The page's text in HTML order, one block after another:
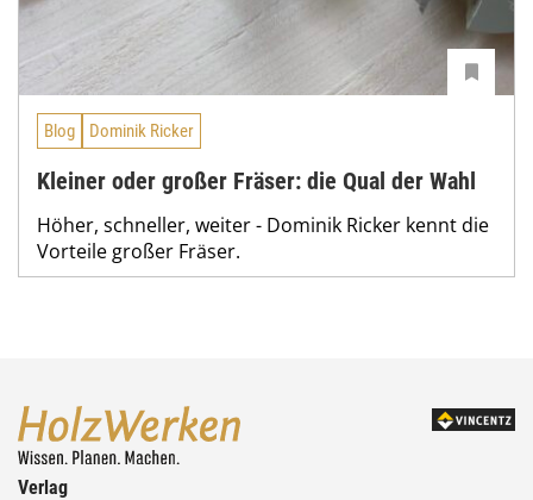
Blog Dominik Ricker
Kleiner oder großer Fräser: die Qual der Wahl
Höher, schneller, weiter - Dominik Ricker kennt die
Vorteile großer Fräser.
Verlag